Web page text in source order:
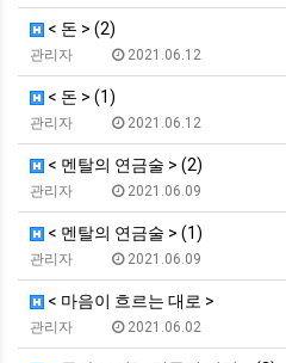
< 돈 > (2)
관리자 2021.06.12
< 돈 > (1)
관리자 2021.06.12
< 멘탈의 연금술 > (2)
관리자 2021.06.09
< 멘탈의 연금술 > (1)
관리자 2021.06.09
< 마음이 흐르는 대로 >
관리자 2021.06.02